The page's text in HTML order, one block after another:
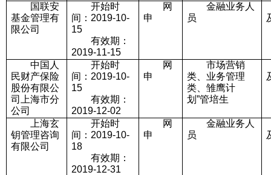
国联安
基金管理有
限公司
开始时
间：2019-10-
15
有效期：
2019-11-15
网
申
金融业务人
员
中国人
民财产保险
股份有限公
司上海市分
公司
开始时
间：2019-10-
15
有效期：
2019-12-02
网
申
市场营销
类、业务管理
类、雏鹰计
划”管培生
上海玄
钥管理咨询
有限公司
开始时
间：2019-10-
18
有效期：
2019-12-31
网
申
金融业务人
员